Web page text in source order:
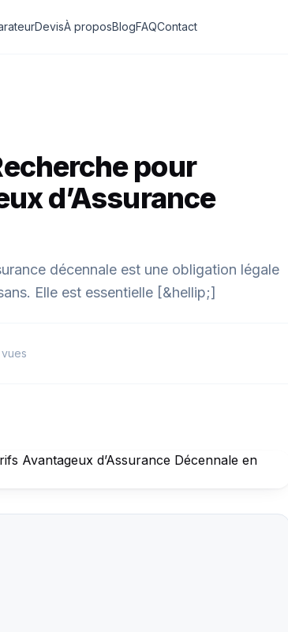
DevisÀ proposBlogFAQContact
pour
d’Assurance
décennale est une obligation légale
Elle est essentielle [&hellip;]